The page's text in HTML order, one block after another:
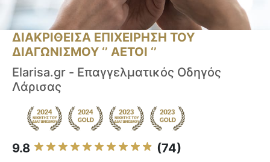
ΔΙΑΚΡΙΘΕΙΣΑ ΕΠΙΧΕΙΡΗΣΗ ΤΟΥ
ΔΙΑΓΩΝΙΣΜΟΥ ‘’ ΑΕΤΟΙ ‘’
Elarisa.gr - Επαγγελματικός Οδηγός
Λάρισας
9.8 (74)